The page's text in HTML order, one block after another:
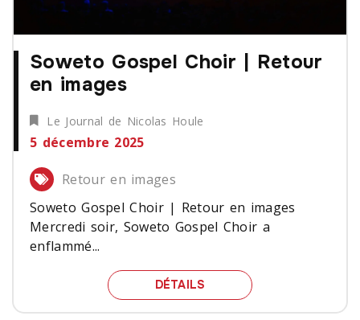
Soweto Gospel Choir | Retour
en images
Le Journal de Nicolas Houle
5 décembre 2025
Retour en images
Soweto Gospel Choir | Retour en images
Mercredi soir, Soweto Gospel Choir a
enflammé...
DÉTAILS SOWETO GOSPEL